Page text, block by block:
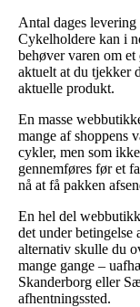
Antal dages
Cykelholdere kan i
behøver varen om
aktuelt at du tjekker
aktuelle produkt.
En masse
mange af shoppens
cykler, men som
gennemføres før et
nå at få pakken
En hel del
det under betingelse
alternativ skulle du
mange gange –
Skanderborg eller
afhentningssted.